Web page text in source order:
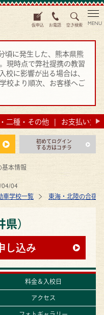
仮申込 お電話 空き検索
頃に発生した、熊本県熊
現時点で弊社提携の教習
に影響が出る場合は、
校より順次、お客様へご
二種・その他 お支払い方法
初めてログイン
する方はコチラ
MENU
本情報
04
車学校一覧 東海・北陸の合宿
）
し込み
料金＆入校日
アクセス